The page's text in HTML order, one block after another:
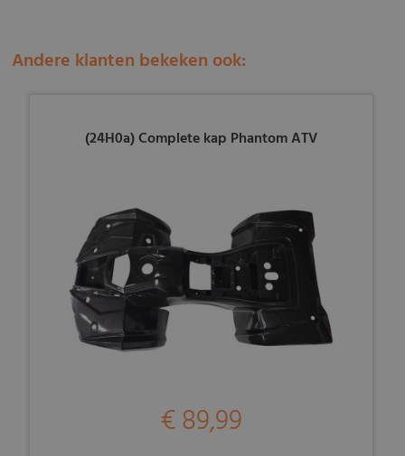
Andere klanten bekeken ook:
(24H0a) Complete kap Phantom ATV
€ 89,99